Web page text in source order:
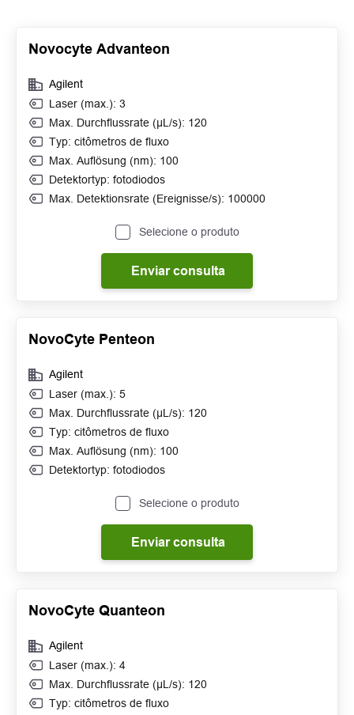
Novocyte Advanteon
Agilent
Laser (max.): 3
Max. Durchflussrate (µL/s): 120
Typ: citômetros de fluxo
Max. Auflösung (nm): 100
Detektortyp: fotodiodos
Max. Detektionsrate (Ereignisse/s): 100000
Selecione o produto
Enviar consulta
NovoCyte Penteon
Agilent
Laser (max.): 5
Max. Durchflussrate (µL/s): 120
Typ: citômetros de fluxo
Max. Auflösung (nm): 100
Detektortyp: fotodiodos
Selecione o produto
Enviar consulta
NovoCyte Quanteon
Agilent
Laser (max.): 4
Max. Durchflussrate (µL/s): 120
Typ: citômetros de fluxo